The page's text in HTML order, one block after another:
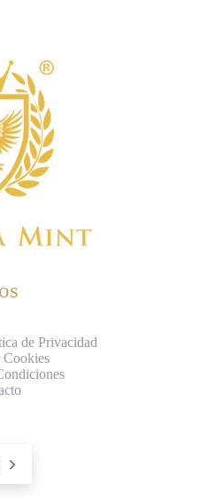
de Privacidad
Cookies